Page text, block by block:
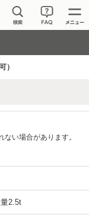
）
い場合があります。
2.5t